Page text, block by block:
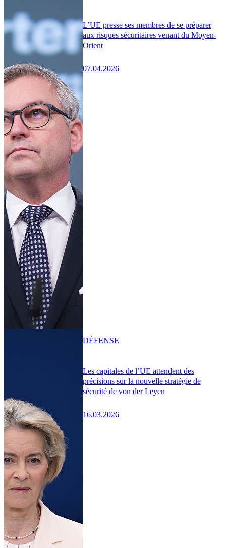
L’UE presse ses membres de se préparer
aux risques sécuritaires venant du Moyen-
Orient
07.04.2026
Les capitales de l’UE attendent des
précisions sur la nouvelle stratégie de
sécurité de von der Leyen
16.03.2026
DÉFENSE